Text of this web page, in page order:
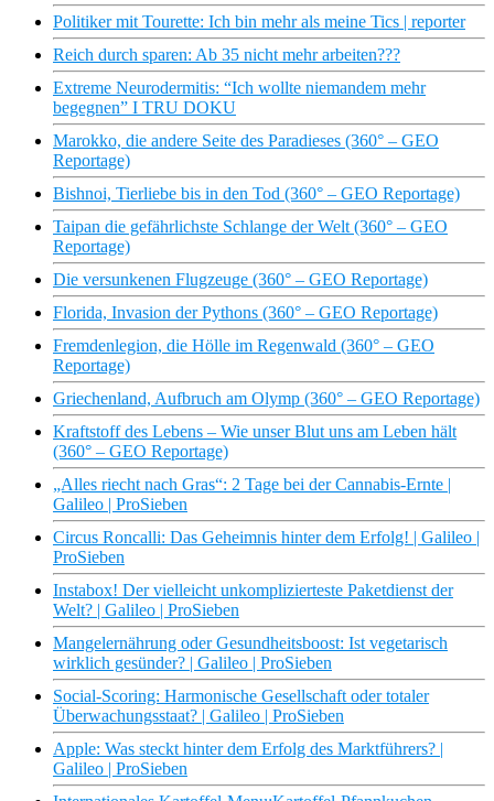
Politiker mit Tourette: Ich bin mehr als meine Tics | reporter
Reich durch sparen: Ab 35 nicht mehr arbeiten???
Extreme Neurodermitis: “Ich wollte niemandem mehr
begegnen” I TRU DOKU
Marokko, die andere Seite des Paradieses (360° – GEO
Reportage)
Bishnoi, Tierliebe bis in den Tod (360° – GEO Reportage)
Taipan die gefährlichste Schlange der Welt (360° – GEO
Reportage)
Die versunkenen Flugzeuge (360° – GEO Reportage)
Florida, Invasion der Pythons (360° – GEO Reportage)
Fremdenlegion, die Hölle im Regenwald (360° – GEO
Reportage)
Griechenland, Aufbruch am Olymp (360° – GEO Reportage)
Kraftstoff des Lebens – Wie unser Blut uns am Leben hält
(360° – GEO Reportage)
„Alles riecht nach Gras“: 2 Tage bei der Cannabis-Ernte |
Galileo | ProSieben
Circus Roncalli: Das Geheimnis hinter dem Erfolg! | Galileo |
ProSieben
Instabox! Der vielleicht unkomplizierteste Paketdienst der
Welt? | Galileo | ProSieben
Mangelernährung oder Gesundheitsboost: Ist vegetarisch
wirklich gesünder? | Galileo | ProSieben
Social-Scoring: Harmonische Gesellschaft oder totaler
Überwachungsstaat? | Galileo | ProSieben
Apple: Was steckt hinter dem Erfolg des Marktführers? |
Galileo | ProSieben